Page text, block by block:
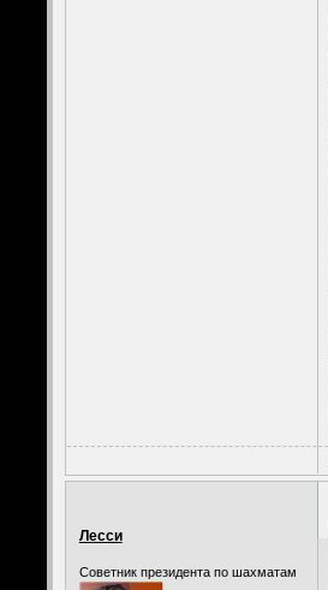
Лесси
Советник президента по шахматам